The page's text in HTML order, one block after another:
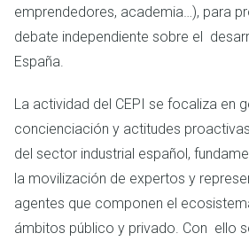
emprendedores, academia…), para
debate independiente sobre el
España.
La actividad del CEPI se focaliza en
concienciación y actitudes
del sector industrial español,
la movilización de expertos y
agentes que componen el
ámbitos público y privado. Con ello